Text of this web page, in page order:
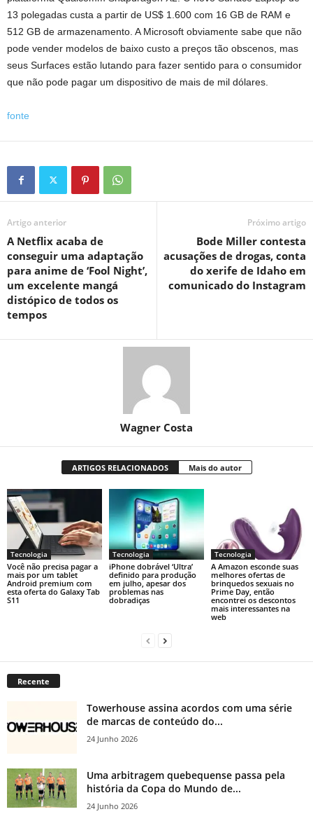
13 polegadas custa a partir de US$ 1.600 com 16 GB de RAM e
512 GB de armazenamento. A Microsoft obviamente sabe que não
pode vender modelos de baixo custo a preços tão obscenos, mas
seus Surfaces estão lutando para fazer sentido para o consumidor
que não pode pagar um dispositivo de mais de mil dólares.
fonte
Artigo anterior
A Netflix acaba de
conseguir uma adaptação
para anime de ‘Fool Night’,
um excelente mangá
distópico de todos os
tempos
Próximo artigo
Bode Miller contesta
acusações de drogas, conta
do xerife de Idaho em
comunicado do Instagram
Wagner Costa
ARTIGOS RELACIONADOS Mais do autor
Tecnologia
Você não precisa pagar a
mais por um tablet
Android premium com
esta oferta do Galaxy Tab
S11
Tecnologia
iPhone dobrável ‘Ultra’
definido para produção
em julho, apesar dos
problemas nas
dobradiças
Tecnologia
A Amazon esconde suas
melhores ofertas de
brinquedos sexuais no
Prime Day, então
encontrei os descontos
mais interessantes na
web
Recente
Towerhouse assina acordos com uma série
de marcas de conteúdo do...
24 Junho 2026
Uma arbitragem quebequense passa pela
história da Copa do Mundo de...
24 Junho 2026